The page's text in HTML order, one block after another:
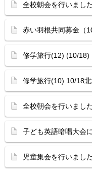
全校朝会を行いまし
赤い羽根共同募金（
修学旅行(12) (10/
修学旅行(10) 10/18
全校朝会を行いまし
子ども英語暗唱大会
児童集会を行いまし